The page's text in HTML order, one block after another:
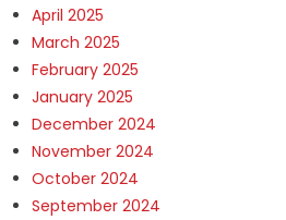
April 2025
March 2025
February 2025
January 2025
December 2024
November 2024
October 2024
September 2024